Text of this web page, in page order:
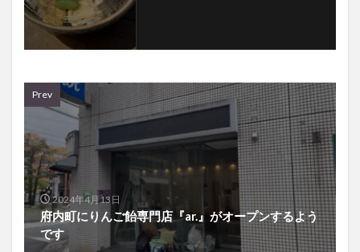
Prev
2024年4月13日
府内町にりんご飴専門店『ar.』がオープンするよう
です